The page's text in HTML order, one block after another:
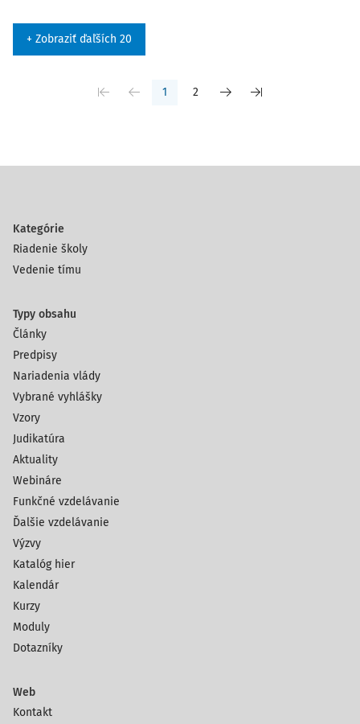
+ Zobraziť ďaľších 20
1 2
Kategórie
Riadenie školy
Vedenie tímu
Typy obsahu
Články
Predpisy
Nariadenia vlády
Vybrané vyhlášky
Vzory
Judikatúra
Aktuality
Webináre
Funkčné vzdelávanie
Ďalšie vzdelávanie
Výzvy
Katalóg hier
Kalendár
Kurzy
Moduly
Dotazníky
Web
Kontakt